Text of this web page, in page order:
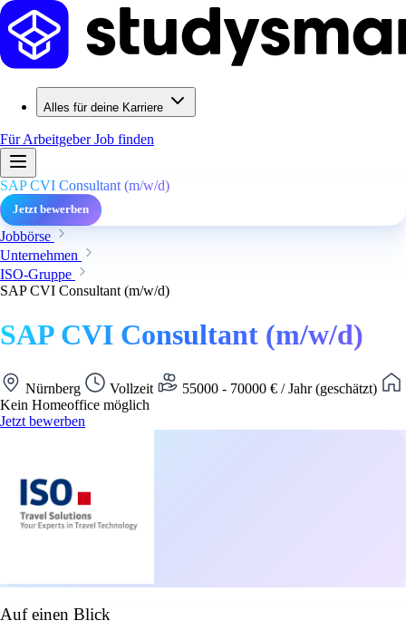
Alles für deine Karriere
Für ArbeitgeberJob finden
SAP CVI Consultant (m/w/d)
Jetzt bewerben
Jobbörse
Unternehmen
ISO-Gruppe
SAP CVI Consultant (m/w/d)
SAP CVI Consultant (m/w/d)
Nürnberg Vollzeit
55000 - 70000 € / Jahr (geschätzt)
Kein Homeoffice möglich
Jetzt bewerben
Auf einen Blick